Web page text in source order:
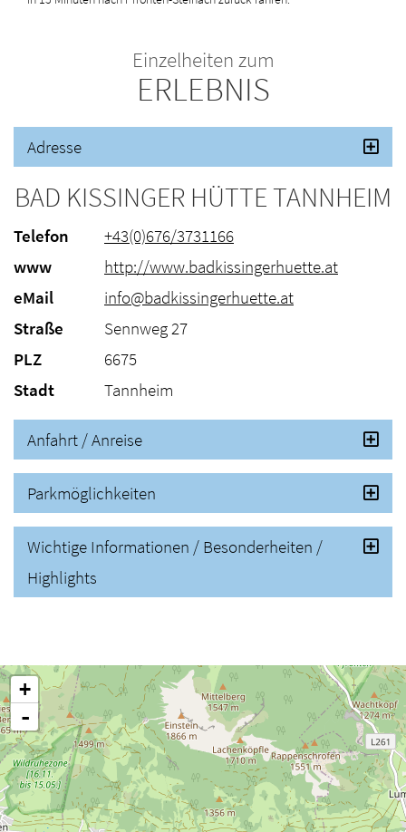
Einzelheiten zum
ERLEBNIS
Adresse
BAD KISSINGER HÜTTE TANNHEIM
Telefon
+43(0)676/3731166
www
http://www.badkissingerhuette.at
eMail
info@badkissingerhuette.at
Straße
Sennweg 27
PLZ
6675
Stadt
Tannheim
Anfahrt / Anreise
Parkmöglichkeiten
Wichtige Informationen / Besonderheiten /
Highlights
+
-